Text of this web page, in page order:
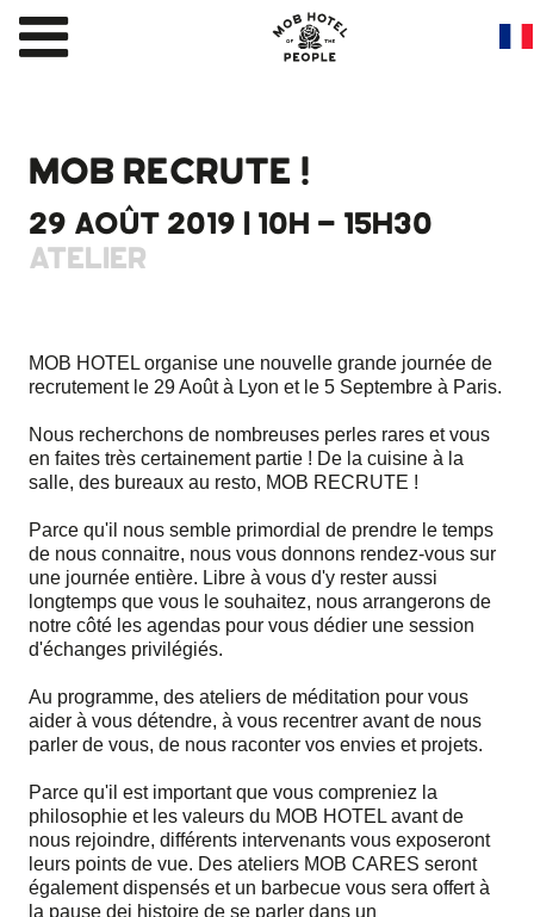
MOB RECRUTE !
29 AOÛT 2019 | 10H - 15H30
ATELIER
MOB HOTEL organise une nouvelle grande journée de
recrutement le 29 Août à Lyon et le 5 Septembre à Paris.
Nous recherchons de nombreuses perles rares et vous
en faites très certainement partie ! De la cuisine à la
salle, des bureaux au resto, MOB RECRUTE !
Parce qu'il nous semble primordial de prendre le temps
de nous connaitre, nous vous donnons rendez-vous sur
une journée entière. Libre à vous d'y rester aussi
longtemps que vous le souhaitez, nous arrangerons de
notre côté les agendas pour vous dédier une session
d'échanges privilégiés.
Au programme, des ateliers de méditation pour vous
aider à vous détendre, à vous recentrer avant de nous
parler de vous, de nous raconter vos envies et projets.
Parce qu'il est important que vous compreniez la
philosophie et les valeurs du MOB HOTEL avant de
nous rejoindre, différents intervenants vous exposeront
leurs points de vue. Des ateliers MOB CARES seront
également dispensés et un barbecue vous sera offert à
la pause dej histoire de se parler dans un